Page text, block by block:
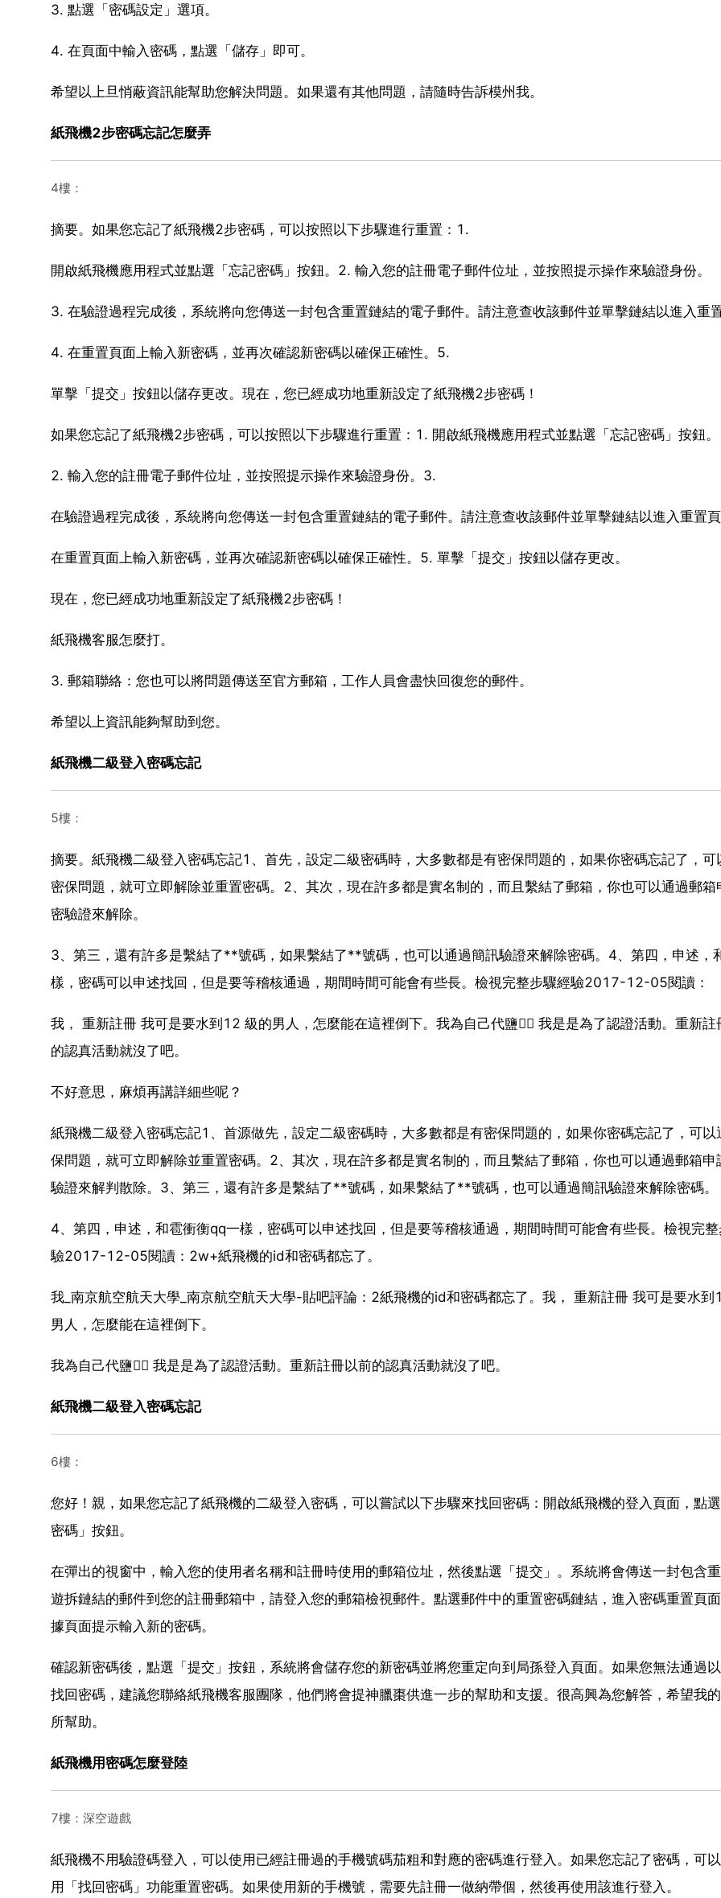
3. 點選「密碼設定」選項。
4. 在頁面中輸入密碼，點選「儲存」即可。
希望以上旦悄蔽資訊能幫助您解決問題。如果還有其他問題，請隨時告訴模州我。
紙飛機2步密碼忘記怎麼弄
4樓：
摘要。如果您忘記了紙飛機2步密碼，可以按照以下步驟進行重置：1.
開啟紙飛機應用程式並點選「忘記密碼」按鈕。2. 輸入您的註冊電子郵件位址，並按照提示操作來驗證身份。
3. 在驗證過程完成後，系統將向您傳送一封包含重置鏈結的電子郵件。請注意查收該郵件並單擊鏈結以進入重
4. 在重置頁面上輸入新密碼，並再次確認新密碼以確保正確性。5.
單擊「提交」按鈕以儲存更改。現在，您已經成功地重新設定了紙飛機2步密碼！
如果您忘記了紙飛機2步密碼，可以按照以下步驟進行重置：1. 開啟紙飛機應用程式並點選「忘記密碼」按鈕。
2. 輸入您的註冊電子郵件位址，並按照提示操作來驗證身份。3.
在驗證過程完成後，系統將向您傳送一封包含重置鏈結的電子郵件。請注意查收該郵件並單擊鏈結以進入重置
在重置頁面上輸入新密碼，並再次確認新密碼以確保正確性。5. 單擊「提交」按鈕以儲存更改。
現在，您已經成功地重新設定了紙飛機2步密碼！
紙飛機客服怎麼打。
3. 郵箱聯絡：您也可以將問題傳送至官方郵箱，工作人員會盡快回復您的郵件。
希望以上資訊能夠幫助到您。
紙飛機二級登入密碼忘記
5樓：
摘要。紙飛機二級登入密碼忘記1、首先，設定二級密碼時，大多數都是有密保問題的，如果你密碼忘記了，可
密保問題，就可立即解除並重置密碼。2、其次，現在許多都是實名制的，而且繫結了郵箱，你也可以通過郵箱
密驗證來解除。
3、第三，還有許多是繫結了**號碼，如果繫結了**號碼，也可以通過簡訊驗證來解除密碼。4、第四，申述，
樣，密碼可以申述找回，但是要等稽核通過，期間時間可能會有些長。檢視完整步驟經驗2017-12-05閱讀：
我， 重新註冊 我可是要水到12 級的男人，怎麼能在這裡倒下。我為自己代鹽 我是是為了認證活動。重新註
的認真活動就沒了吧。
不好意思，麻煩再講詳細些呢？
紙飛機二級登入密碼忘記1、首源做先，設定二級密碼時，大多數都是有密保問題的，如果你密碼忘記了，可以
保問題，就可立即解除並重置密碼。2、其次，現在許多都是實名制的，而且繫結了郵箱，你也可以通過郵箱申
驗證來解判散除。3、第三，還有許多是繫結了**號碼，如果繫結了**號碼，也可以通過簡訊驗證來解除密碼。
4、第四，申述，和雹衝衡qq一樣，密碼可以申述找回，但是要等稽核通過，期間時間可能會有些長。檢視完
驗2017-12-05閱讀：2w+紙飛機的id和密碼都忘了。
我_南京航空航天大學_南京航空航天大學-貼吧評論：2紙飛機的id和密碼都忘了。我， 重新註冊 我可是要水到
男人，怎麼能在這裡倒下。
我為自己代鹽 我是是為了認證活動。重新註冊以前的認真活動就沒了吧。
紙飛機二級登入密碼忘記
6樓：
您好！親，如果您忘記了紙飛機的二級登入密碼，可以嘗試以下步驟來找回密碼：開啟紙飛機的登入頁面，點
密碼」按鈕。
在彈出的視窗中，輸入您的使用者名稱和註冊時使用的郵箱位址，然後點選「提交」。系統將會傳送一封包含
遊拆鏈結的郵件到您的註冊郵箱中，請登入您的郵箱檢視郵件。點選郵件中的重置密碼鏈結，進入密碼重置頁
據頁面提示輸入新的密碼。
確認新密碼後，點選「提交」按鈕，系統將會儲存您的新密碼並將您重定向到局孫登入頁面。如果您無法通過
找回密碼，建議您聯絡紙飛機客服團隊，他們將會提神臘棗供進一步的幫助和支援。很高興為您解答，希望我
所幫助。
紙飛機用密碼怎麼登陸
7樓：深空遊戲
紙飛機不用驗證碼登入，可以使用已經註冊過的手機號碼茄粗和對應的密碼進行登入。如果您忘記了密碼，可
用「找回密碼」功能重置密碼。如果使用新的手機號，需要先註冊一做納帶個，然後再使用該進行登入。